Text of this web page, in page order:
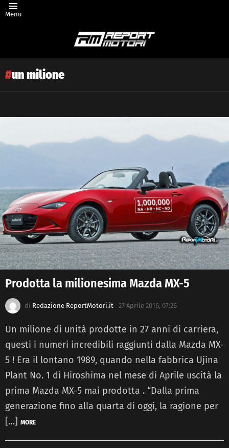
Menu
un milione
story
Prodotta la milionesima Mazda MX-5
di Redazione ReportMotori.it 27 Aprile 2016, 07:26
Un milione di unità prodotte in 27 anni di carriera,
questi i numeri incredibili raggiunti dalla Mazda MX-
5 ! Era il lontano 1989, quando nella fabbrica Ujina
Plant No. 1 di Hiroshima nel mese di Aprile uscità la
prima Mazda MX-5 mai prodotta . “Dalla prima
generazione fino alla quarta di oggi, la ragione per
[…] MORE